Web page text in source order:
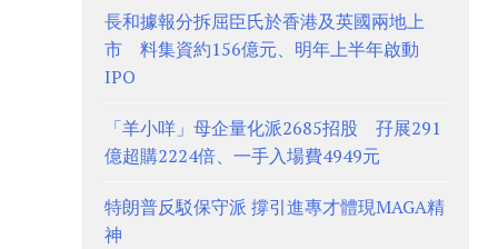
長和據報分拆屈臣氏於香港及英國兩地上
市 料集資約156億元、明年上半年啟動
IPO
「羊小咩」母企量化派2685招股 孖展291
億超購2224倍、一手入場費4949元
特朗普反駁保守派 撐引進專才體現MAGA精
神